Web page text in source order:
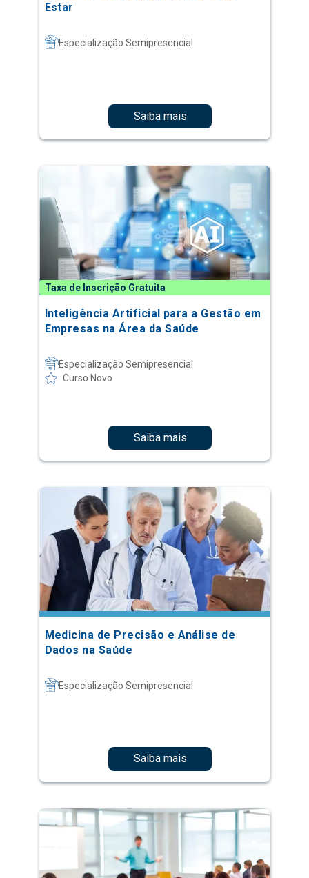
Estar
Especialização Semipresencial
Saiba mais
Taxa de Inscrição Gratuita
Inteligência Artificial para a Gestão em
Empresas na Área da Saúde
Especialização Semipresencial
Curso Novo
Saiba mais
Medicina de Precisão e Análise de
Dados na Saúde
Especialização Semipresencial
Saiba mais